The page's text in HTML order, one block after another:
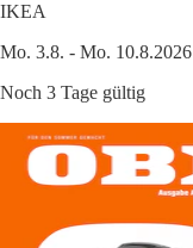
IKEA
Mo. 3.8. - Mo. 10.8.2026
Noch 3 Tage gültig